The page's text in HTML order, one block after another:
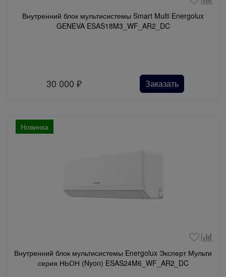
Внутренний блок мультисистемы Smart Multi Energolux
GENEVA ESAS18M3_WF_AR2_DC
30 000₽ Заказать
Новинка
Внутренний блок мультисистемы Energolux Эксперт Мульти
серия НЬОН (Nyon) ESAS24M6_WF_AR2_DC